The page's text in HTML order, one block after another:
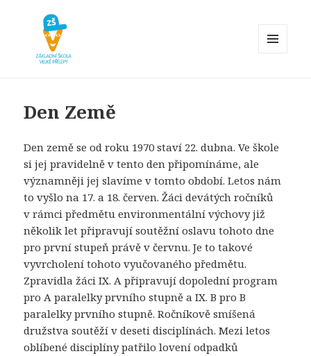
Den Země
Den země se od roku 1970 staví 22. dubna. Ve škole
si jej pravidelně v tento den připomínáme, ale
významněji jej slavíme v tomto období. Letos nám
to vyšlo na 17. a 18. červen. Žáci devátých ročníků
v rámci předmětu environmentální výchovy již
několik let připravují soutěžní oslavu tohoto dne
pro první stupeň právě v červnu. Je to takové
vyvrcholení tohoto vyučovaného předmětu.
Zpravidla žáci IX. A připravují dopolední program
pro A paralelky prvního stupně a IX. B pro B
paralelky prvního stupně. Ročníkově smíšená
družstva soutěží v deseti disciplínách. Mezi letos
oblíbené disciplíny patřilo lovení odpadků